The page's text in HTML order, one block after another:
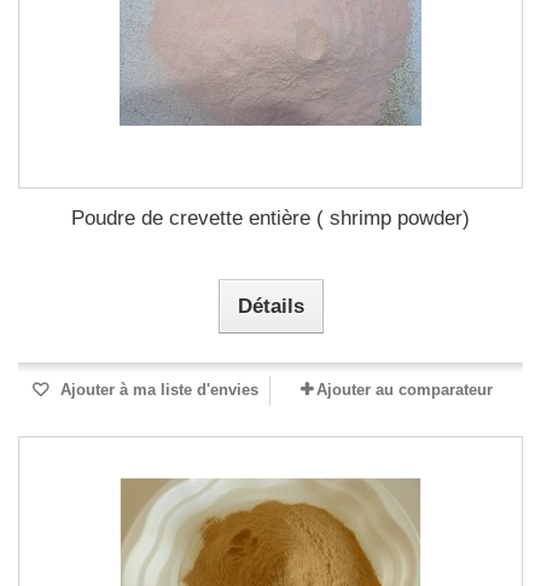
Poudre de crevette entière ( shrimp powder)
Détails
Ajouter à ma liste d'envies Ajouter au comparateur